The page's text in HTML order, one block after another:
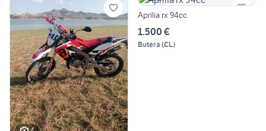
Aprilia rx 94cc
1.500 €
Butera (CL)